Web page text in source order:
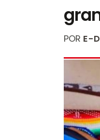
POR E-